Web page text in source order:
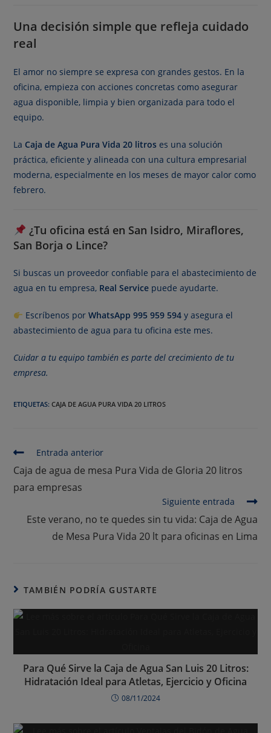
Una decisión simple que refleja cuidado
real
El amor no siempre se expresa con grandes gestos. En la
oficina, empieza con acciones concretas como asegurar
agua disponible, limpia y bien organizada para todo el
equipo.
La Caja de Agua Pura Vida 20 litros es una solución
práctica, eficiente y alineada con una cultura empresarial
moderna, especialmente en los meses de mayor calor como
febrero.
¿Tu oficina está en San Isidro, Miraflores,
San Borja o Lince?
Si buscas un proveedor confiable para el abastecimiento de
agua en tu empresa, Real Service puede ayudarte.
Escríbenos porWhatsApp 995 959 594 y asegura el
abastecimiento de agua para tu oficina este mes.
Cuidar a tu equipo también es parte del crecimiento de tu
empresa.
ETIQUETAS:CAJA DE AGUA PURA VIDA 20 LITROS
Entrada anterior
Caja de agua de mesa Pura Vida de Gloria 20 litros
para empresas
Siguiente entrada
Este verano, no te quedes sin tu vida: Caja de Agua
de Mesa Pura Vida 20 lt para oficinas en Lima
TAMBIÉN PODRÍA GUSTARTE
Para Qué Sirve la Caja de Agua San Luis 20 Litros:
Hidratación Ideal para Atletas, Ejercicio y Oficina
08/11/2024